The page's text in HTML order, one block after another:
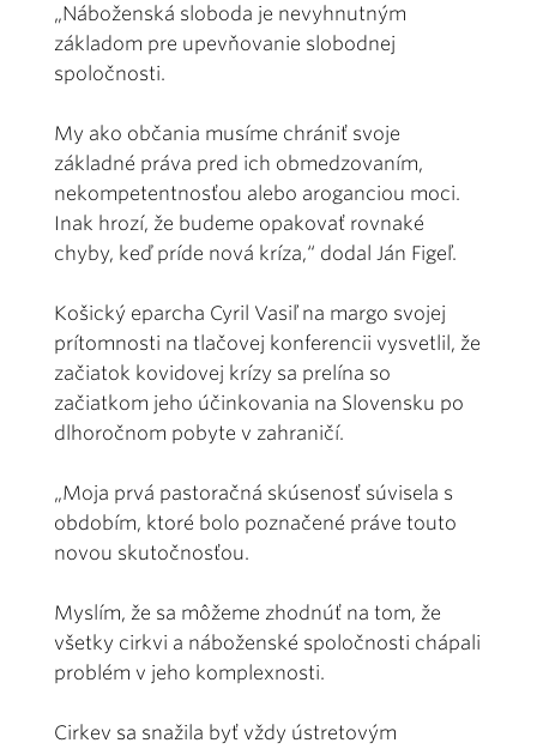
„Náboženská sloboda je nevyhnutným
základom pre upevňovanie slobodnej
spoločnosti.
My ako občania musíme chrániť svoje
základné práva pred ich obmedzovaním,
nekompetentnosťou alebo aroganciou moci.
Inak hrozí, že budeme opakovať rovnaké
chyby, keď príde nová kríza,“ dodal Ján Figeľ.
Košický eparcha Cyril Vasiľ na margo svojej
prítomnosti na tlačovej konferencii vysvetlil, že
začiatok kovidovej krízy sa prelína so
začiatkom jeho účinkovania na Slovensku po
dlhoročnom pobyte v zahraničí.
„Moja prvá pastoračná skúsenosť súvisela s
obdobím, ktoré bolo poznačené práve touto
novou skutočnosťou.
Myslím, že sa môžeme zhodnúť na tom, že
všetky cirkvi a náboženské spoločnosti chápali
problém v jeho komplexnosti.
Cirkev sa snažila byť vždy ústretovým